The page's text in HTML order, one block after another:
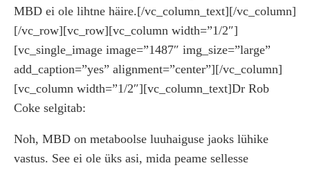
MBD ei ole lihtne häire.[/vc_column_text][/vc_column]
[/vc_row][vc_row][vc_column width=”1/2″]
[vc_single_image image=”1487″ img_size=”large”
add_caption=”yes” alignment=”center”][/vc_column]
[vc_column width=”1/2″][vc_column_text]Dr Rob
Coke selgitab:
Noh, MBD on metaboolse luuhaiguse jaoks lühike
vastus. See ei ole üks asi, mida peame sellesse